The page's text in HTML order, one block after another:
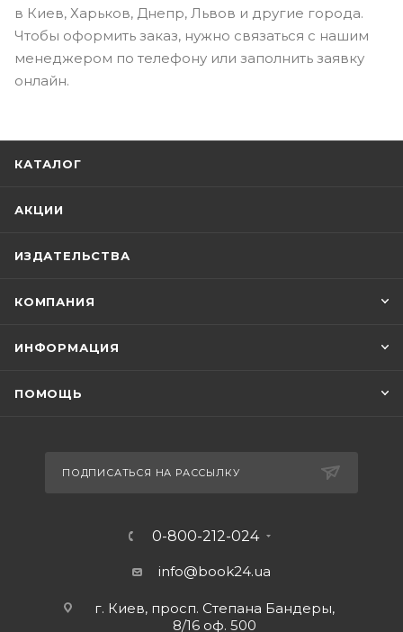
в Киев, Харьков, Днепр, Львов и другие города.
Чтобы оформить заказ, нужно связаться с нашим
менеджером по телефону или заполнить заявку
онлайн.
КАТАЛОГ
АКЦИИ
ИЗДАТЕЛЬСТВА
КОМПАНИЯ
ИНФОРМАЦИЯ
ПОМОЩЬ
ПОДПИСАТЬСЯ НА РАССЫЛКУ
0-800-212-024
info@book24.ua
г. Киев, просп. Степана Бандеры,
8/16 оф. 500